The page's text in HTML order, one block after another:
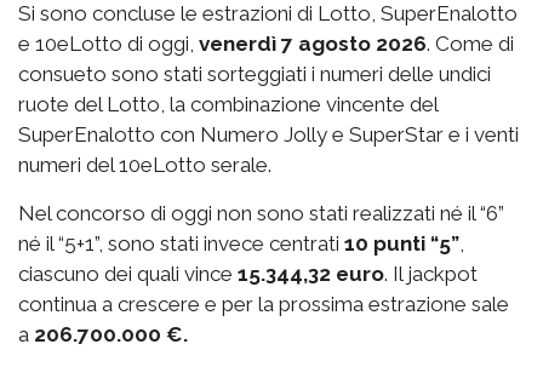
Si sono concluse le estrazioni di Lotto, SuperEnalotto
e 10eLotto di oggi, venerdì 7 agosto 2026. Come di
consueto sono stati sorteggiati i numeri delle undici
ruote del Lotto, la combinazione vincente del
SuperEnalotto con Numero Jolly e SuperStar e i venti
numeri del 10eLotto serale.
Nel concorso di oggi non sono stati realizzati né il “6”
né il “5+1”, sono stati invece centrati 10 punti “5”,
ciascuno dei quali vince 15.344,32 euro. Il jackpot
continua a crescere e per la prossima estrazione sale
a 206.700.000 €.